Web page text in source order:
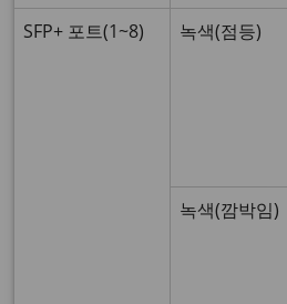
SFP+ 포트(1~8)
녹색(점등)
녹색(깜박임)